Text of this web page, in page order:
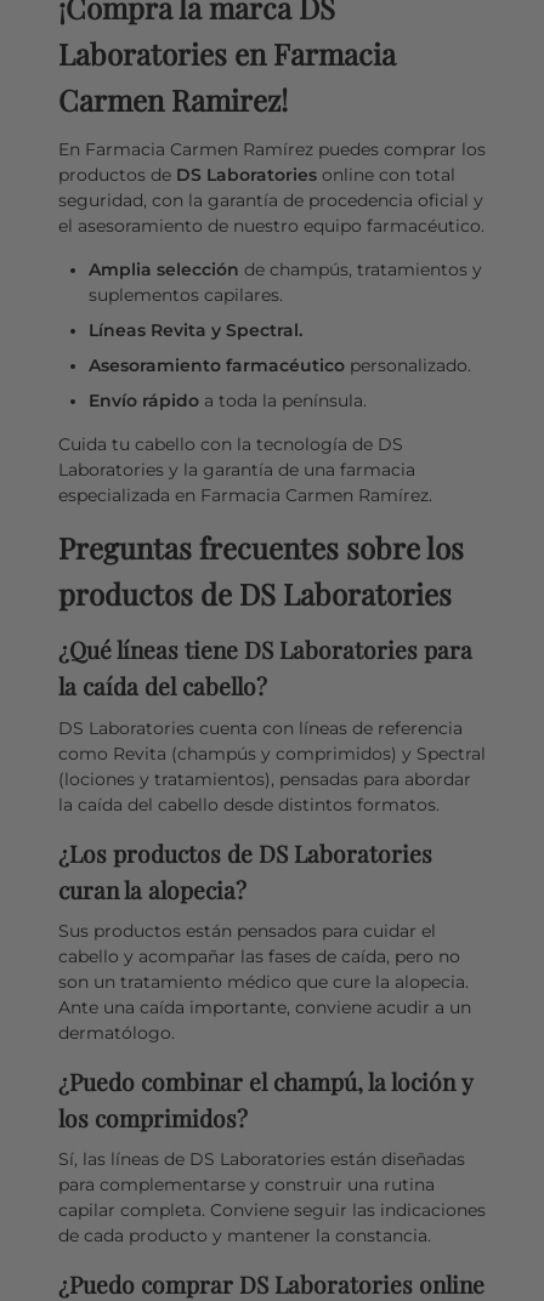
Laboratories en Farmacia
Carmen Ramirez!
En Farmacia Carmen Ramírez puedes comprar los
productos de DS Laboratoriesonline con total
seguridad, con la garantía de procedencia oficial y
el asesoramiento de nuestro equipo farmacéutico.
Amplia selección de champús, tratamientos y
suplementos capilares.
Líneas Revita y Spectral.
Asesoramiento farmacéuticopersonalizado.
Envío rápidoa toda la península.
Cuida tu cabello con la tecnología de DS
Laboratories y la garantía de una farmacia
especializada en Farmacia Carmen Ramírez.
Preguntas frecuentes sobre los
productos de DS Laboratories
¿Qué líneas tiene DS Laboratories para
la caída del cabello?
DS Laboratories cuenta con líneas de referencia
como Revita (champús y comprimidos) y Spectral
(lociones y tratamientos), pensadas para abordar
la caída del cabello desde distintos formatos.
¿Los productos de DS Laboratories
curan la alopecia?
Sus productos están pensados para cuidar el
cabello y acompañar las fases de caída, pero no
son un tratamiento médico que cure la alopecia.
Ante una caída importante, conviene acudir a un
dermatólogo.
¿Puedo combinar el champú, la loción y
los comprimidos?
Sí, las líneas de DS Laboratories están diseñadas
para complementarse y construir una rutina
capilar completa. Conviene seguir las indicaciones
de cada producto y mantener la constancia.
¿Puedo comprar DS Laboratories online